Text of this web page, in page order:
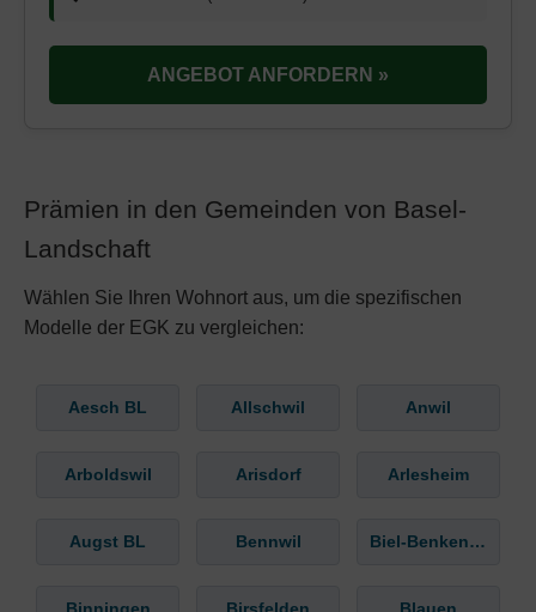
ANGEBOT ANFORDERN »
Prämien in den Gemeinden von Basel-
Landschaft
Wählen Sie Ihren Wohnort aus, um die spezifischen
Modelle der EGK zu vergleichen:
Aesch BL Allschwil Anwil
Arboldswil Arisdorf Arlesheim
Augst BL Bennwil Biel-Benken BL